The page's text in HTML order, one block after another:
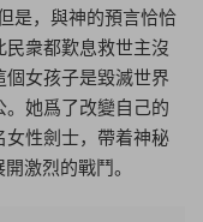
是，與神的預言恰恰
衆都歎息救世主沒
女孩子是毀滅世界
她爲了改變自己的
性劍士，帶着神秘
激烈的戰鬥。